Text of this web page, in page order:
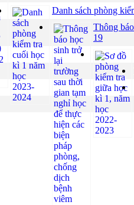
Danh sách phòng
Thông
19